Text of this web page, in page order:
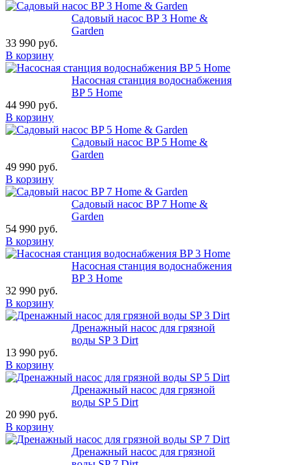
Садовый насос BP 3 Home &
Garden
33 990 руб.
В корзину
Насосная станция водоснабжения
BP 5 Home
44 990 руб.
В корзину
Садовый насос BP 5 Home &
Garden
49 990 руб.
В корзину
Садовый насос BP 7 Home &
Garden
54 990 руб.
В корзину
Насосная станция водоснабжения
BP 3 Home
32 990 руб.
В корзину
Дренажный насос для грязной
воды SP 3 Dirt
13 990 руб.
В корзину
Дренажный насос для грязной
воды SP 5 Dirt
20 990 руб.
В корзину
Дренажный насос для грязной